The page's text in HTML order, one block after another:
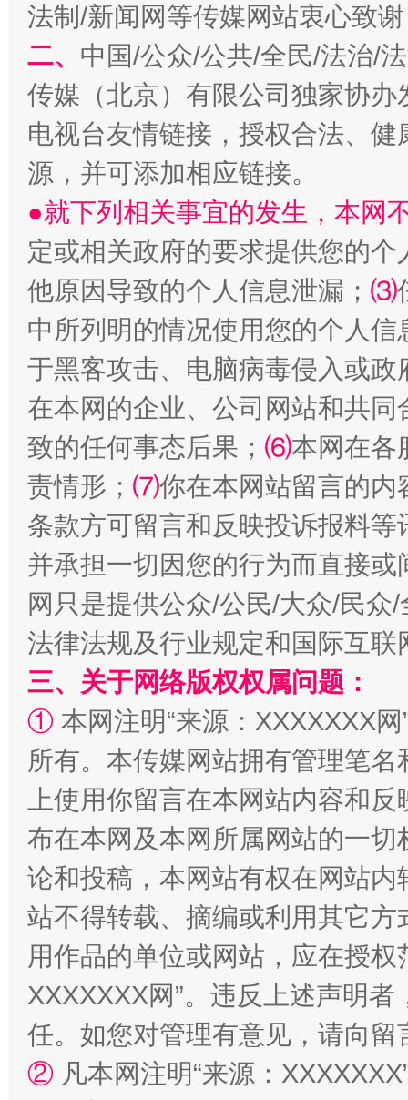
以产业富民促振兴 酒驾
从幼儿园到大学，有这些资助 “
规模最大的光氢储一体化项目 走
镜头丨大暑三秋近 山西：
法制/新闻网等传媒网站衷心致
二、 中国/公众/公共/全民/法治/
传媒（北京）有限公司独家协
电视台友情链接，授权合法、
源，并可添加相应链接。
●就下列相关事宜的发生，本网
定或相关政府的要求提供您的个
他原因导致的个人信息泄漏； ⑶
中所列明的情况使用您的个人
于黑客攻击、电脑病毒侵入或
在本网的企业、公司网站和共
致的任何事态后果； ⑹本网在各
责情形； ⑺你在本网站留言的内
条款方可留言和反映投诉报料
并承担一切因您的行为而直接
网只是提供公众/公民/大众/民
法律法规及行业规定和国际互
三、关于网络版权权属问题：
① 本网注明“来源：XXXXXXX
所有。本传媒网站拥有管理笔
上使用你留言在本网站内容和
布在本网及本网所属网站的一
论和投稿，本网站有权在网站
站不得转载、摘编或利用其它
用作品的单位或网站，应在授
XXXXXXX网”。违反上述声明
任。如您对管理有意见，请向
② 凡本网注明“来源：